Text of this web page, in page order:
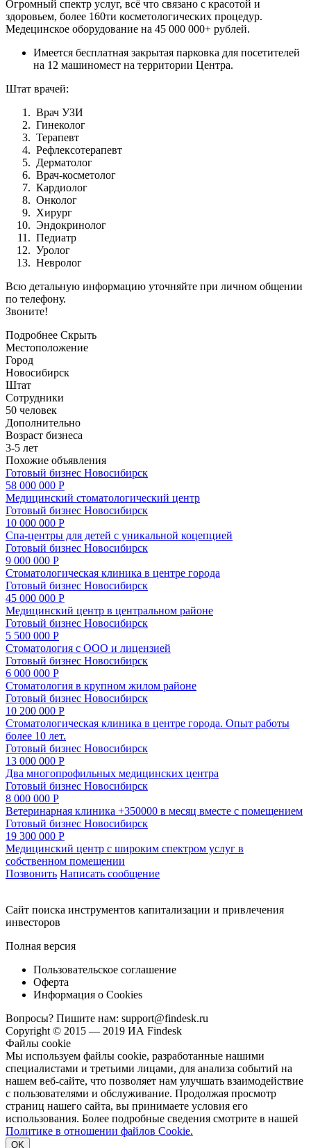
Огромный спектр услуг, всё что связано с красотой и
здоровьем, более 160ти косметологических процедур.
Медецинское оборудование на 45 000 000+ рублей.
Имеется бесплатная закрытая парковка для посетителей
на 12 машиномест на территории Центра.
Штат врачей:
Врач УЗИ
Гинеколог
Терапевт
Рефлексотерапевт
Дерматолог
Врач-косметолог
Кардиолог
Онколог
Хирург
Эндокринолог
Педиатр
Уролог
Невролог
Всю детальную информацию уточняйте при личном общении
по телефону.
Звоните!
Подробнее Скрыть
Местоположение
Город
Новосибирск
Штат
Сотрудники
50 человек
Дополнительно
Возраст бизнеса
3-5 лет
Похожие объявления
Готовый бизнес Новосибирск
58 000 000 Р
Медицинский стоматологический центр
Готовый бизнес Новосибирск
10 000 000 Р
Спа-центры для детей с уникальной коцепцией
Готовый бизнес Новосибирск
9 000 000 Р
Стоматологическая клиника в центре города
Готовый бизнес Новосибирск
45 000 000 Р
Медицинский центр в центральном районе
Готовый бизнес Новосибирск
5 500 000 Р
Стоматология с ООО и лицензией
Готовый бизнес Новосибирск
6 000 000 Р
Стоматология в крупном жилом районе
Готовый бизнес Новосибирск
10 200 000 Р
Стоматологическая клиника в центре города. Опыт работы
более 10 лет.
Готовый бизнес Новосибирск
13 000 000 Р
Два многопрофильных медицинских центра
Готовый бизнес Новосибирск
8 000 000 Р
Ветеринарная клиника +350000 в месяц вместе с помещением
Готовый бизнес Новосибирск
19 300 000 Р
Медицинский центр с широким спектром услуг в
собственном помещении
Позвонить Написать сообщение
Cайт поиска инструментов капитализации и привлечения
инвесторов
Полная версия
Пользовательское соглашение
Оферта
Информация о Cookies
Вопросы? Пишите нам: support@findesk.ru
Copyright © 2015 — 2019 ИА Findesk
Файлы cookie
Мы используем файлы cookie, разработанные нашими
специалистами и третьими лицами, для анализа событий на
нашем веб-сайте, что позволяет нам улучшать взаимодействие
с пользователями и обслуживание. Продолжая просмотр
страниц нашего сайта, вы принимаете условия его
использования. Более подробные сведения смотрите в нашей
Политике в отношении файлов Cookie.
OK